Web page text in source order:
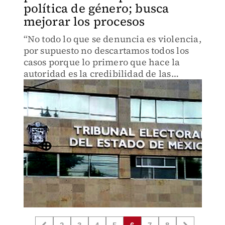
política de género; busca
mejorar los procesos
“No todo lo que se denuncia es violencia,
por supuesto no descartamos todos los
casos porque lo primero que hace la
autoridad es la credibilidad de las
denuncias", mencionó Leticia Tavira,
presidenta magistrada del TEEM.